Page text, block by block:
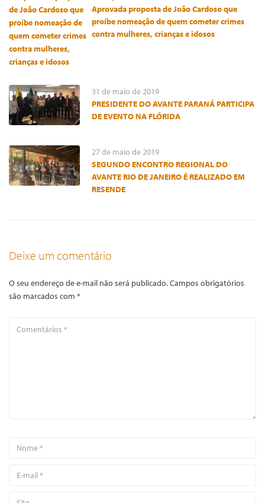
Aprovada proposta de João Cardoso que
proíbe nomeação de quem cometer crimes
contra mulheres, crianças e idosos
31 de maio de 2019
PRESIDENTE DO AVANTE PARANÁ PARTICIPA
DE EVENTO NA FLÓRIDA
27 de maio de 2019
SEGUNDO ENCONTRO REGIONAL DO
AVANTE RIO DE JANEIRO É REALIZADO EM
RESENDE
Deixe um comentário
O seu endereço de e-mail não será publicado.Campos obrigatórios
são marcados com *